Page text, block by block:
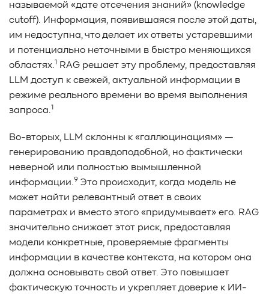
#ArmorCache
##checkpoint
#Безопасность
#Shingled Magnetic Recording
#NAS
#DM-SMR #HM-SMR #FDP
#RAID Offload
#Kioxia
называемой «дате отсечения знаний» (knowledge
cutoff). Информация, появившаяся после этой даты,
им недоступна, что делает их ответы устаревшими
и потенциально неточными в быстро меняющихся
областях.1 RAG решает эту проблему, предоставляя
LLM доступ к свежей, актуальной информации в
режиме реального времени во время выполнения
запроса.1
Во-вторых, LLM склонны к «галлюцинациям» —
генерированию правдоподобной, но фактически
неверной или полностью вымышленной
информации.9 Это происходит, когда модель не
может найти релевантный ответ в своих
параметрах и вместо этого «придумывает» его. RAG
значительно снижает этот риск, предоставляя
модели конкретные, проверяемые фрагменты
информации в качестве контекста, на котором она
должна основывать свой ответ. Это повышает
фактическую точность и укрепляет доверие к ИИ-